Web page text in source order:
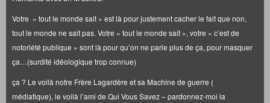
Votre » tout le monde sait » est là pour justement cacher le fait que non,
tout le monde ne sait pas. Votre « tout le monde sait », votre « c’est de
notoriété publique » sont là pour qu’on ne parle plus de ça, pour masquer
ça…(surdité idéologique trop connue)
ça ? Le voilà notre Frère Lagardère et sa Machine de guerre (
médiatique), le voilà l’ami de Qui Vous Savez – pardonnez-moi la